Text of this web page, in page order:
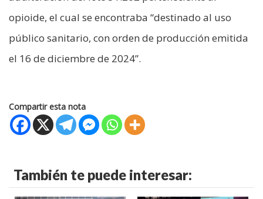
opioide, el cual se encontraba “destinado al uso
público sanitario, con orden de producción emitida
el 16 de diciembre de 2024”.
Compartir esta nota
También te puede interesar: